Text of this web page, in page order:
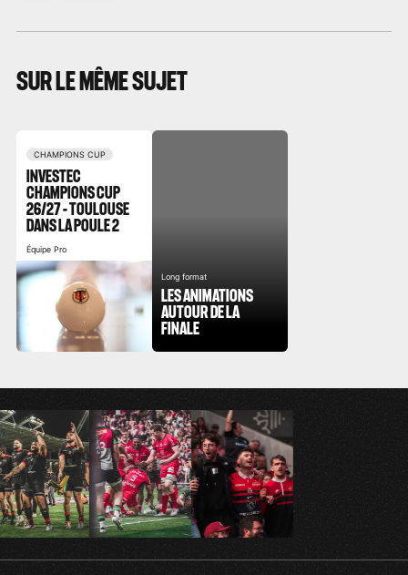
SUR LE MÊME SUJET
CHAMPIONS CUP
INVESTEC
CHAMPIONS CUP
26/27 - TOULOUSE
DANS LA POULE 2
Équipe Pro
Long format
LES ANIMATIONS
AUTOUR DE LA
FINALE